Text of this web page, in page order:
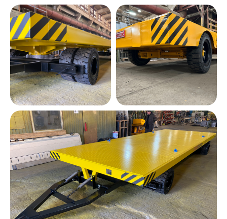
Оставить заявку
Оставьте свои данные и мы
свяжемся с вами в ближайшее
время, чтобы обсудить
сотрудничество